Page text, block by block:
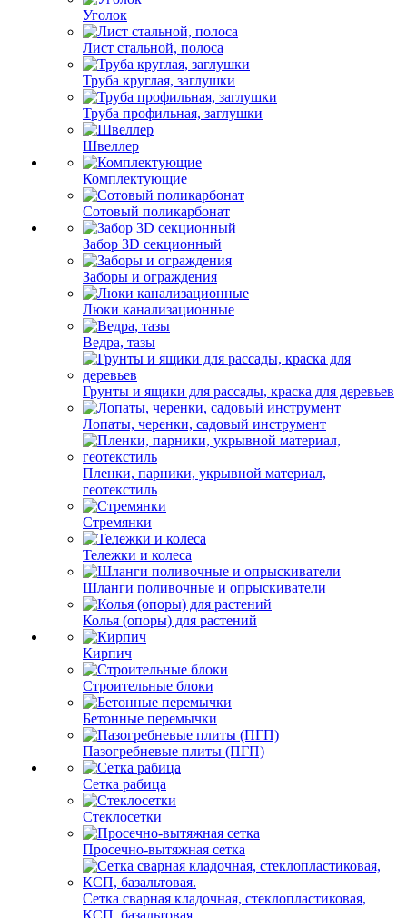
Уголок
Лист стальной, полоса
Труба круглая, заглушки
Труба профильная, заглушки
Швеллер
Комплектующие
Сотовый поликарбонат
Забор 3D секционный
Заборы и ограждения
Люки канализационные
Ведра, тазы
Грунты и ящики для рассады, краска для деревьев
Лопаты, черенки, садовый инструмент
Пленки, парники, укрывной материал,
геотекстиль
Стремянки
Тележки и колеса
Шланги поливочные и опрыскиватели
Колья (опоры) для растений
Кирпич
Строительные блоки
Бетонные перемычки
Пазогребневые плиты (ПГП)
Сетка рабица
Стеклосетки
Просечно-вытяжная сетка
Сетка сварная кладочная, стеклопластиковая,
КСП, базальтовая.